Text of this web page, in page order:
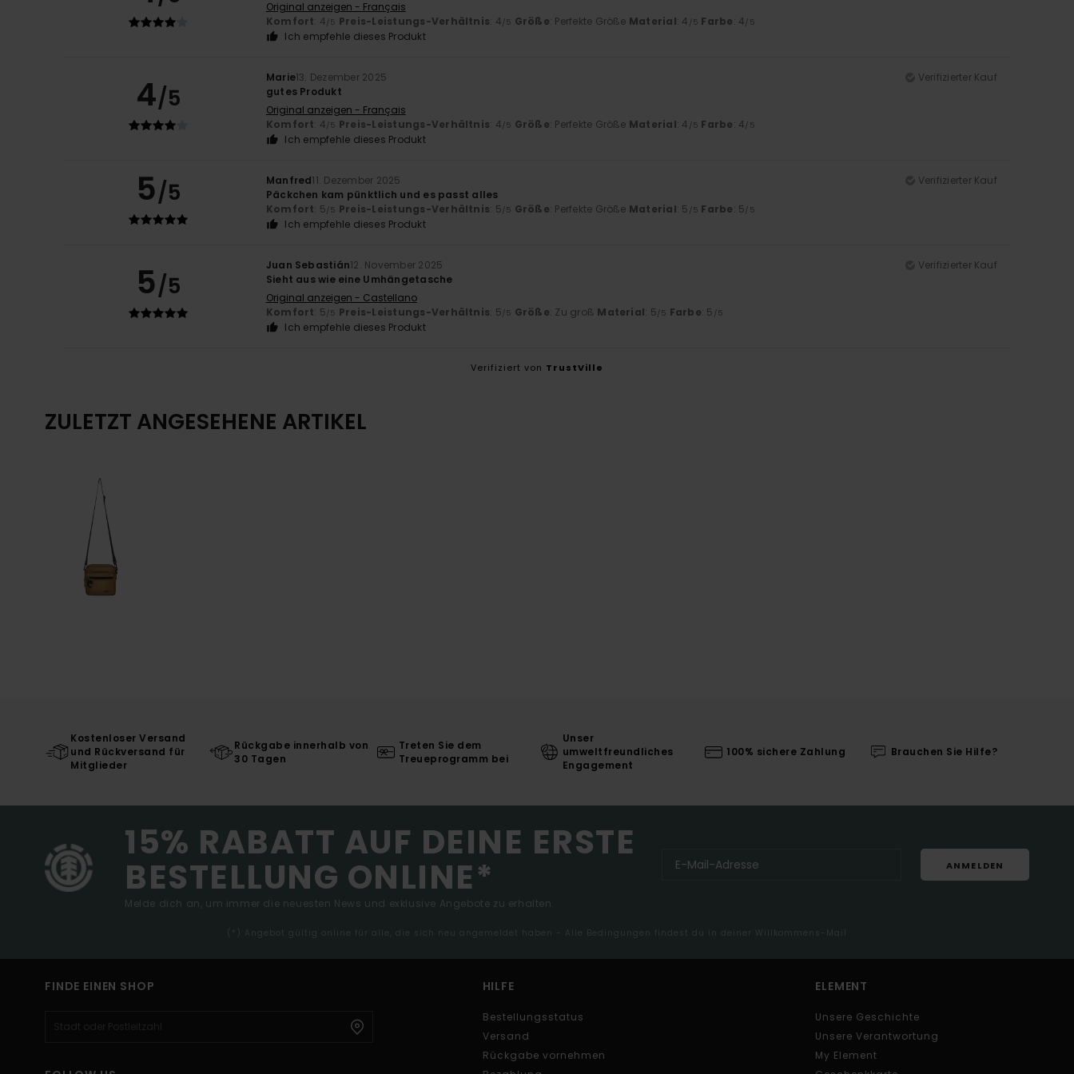
Original anzeigen - Français
Komfort: 4/5 Preis-Leistungs-Verhältnis: 4/5 Größe: Perfekte Größe Material: 4 /5 Farbe: 4/5
Ich empfehle dieses Produkt
4/5
Marie13. Dezember 2025
Verifizierter Kauf
gutes Produkt
Original anzeigen - Français
Komfort: 4/5 Preis-Leistungs-Verhältnis: 4/5 Größe: Perfekte Größe Material: 4 /5 Farbe: 4/5
Ich empfehle dieses Produkt
5/5 Manfred11. Dezember 2025
Verifizierter Kauf
Päckchen kam pünktlich und es passt alles
Komfort: 5/5 Preis-Leistungs-Verhältnis: 5/5 Größe: Perfekte Größe Material: 5 /5 Farbe: 5/5
Ich empfehle dieses Produkt
5/5
Juan Sebastián12. November 2025
Verifizierter Kauf
Sieht aus wie eine Umhängetasche
Original anzeigen - Castellano
Komfort: 5/5 Preis-Leistungs-Verhältnis: 5/5 Größe: Zu groß Material: 5/5 Farbe: 5 /5
Ich empfehle dieses Produkt
Verifiziert von TrustVille
ZULETZT ANGESEHENE ARTIKEL
Kostenloser Versand
und Rückversand für
Mitglieder
Rückgabe innerhalb von
30 Tagen
Treten Sie dem
Treueprogramm bei
Unser
umweltfreundliches
Engagement
100% sichere Zahlung Brauchen Sie Hilfe?
15% RABATT AUF DEINE ERSTE
BESTELLUNG ONLINE*
Melde dich an, um immer die neuesten News und exklusive Angebote zu erhalten.
ANMELDEN
(*) Angebot gültig online für alle, die sich neu angemeldet haben - Alle Bedingungen findest du in deiner Willkommens-Mail
FINDE EINEN SHOP HILFE
Bestellungsstatus
Versand
Rückgabe vornehmen
ELEMENT
Unsere Geschichte
Unsere Verantwortung
My Element